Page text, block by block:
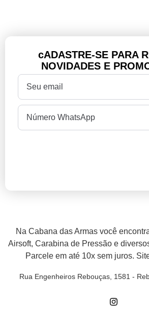
cADASTRE-SE PARA
NOVIDADES E
Na Cabana das Armas você
Airsoft, Carabina de Pressão e
Parcele em até 10x sem juros.
Rua Engenheiros Rebouças, 1581 -